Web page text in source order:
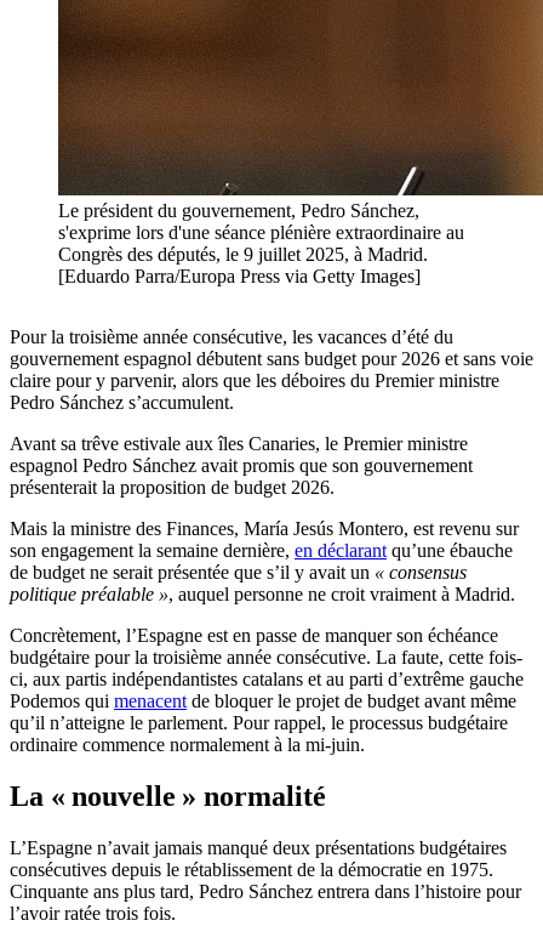
Le président du gouvernement, Pedro Sánchez,
s'exprime lors d'une séance plénière extraordinaire au
Congrès des députés, le 9 juillet 2025, à Madrid.
[Eduardo Parra/Europa Press via Getty Images]
Pour la troisième année consécutive, les vacances d’été du
gouvernement espagnol débutent sans budget pour 2026 et sans voie
claire pour y parvenir, alors que les déboires du Premier ministre
Pedro Sánchez s’accumulent.
Avant sa trêve estivale aux îles Canaries, le Premier ministre
espagnol Pedro Sánchez avait promis que son gouvernement
présenterait la proposition de budget 2026.
Mais la ministre des Finances, María Jesús Montero, est revenu sur
son engagement la semaine dernière, en déclarant qu’une ébauche
de budget ne serait présentée que s’il y avait un « consensus
politique préalable », auquel personne ne croit vraiment à Madrid.
Concrètement, l’Espagne est en passe de manquer son échéance
budgétaire pour la troisième année consécutive. La faute, cette fois-
ci, aux partis indépendantistes catalans et au parti d’extrême gauche
Podemos qui menacent de bloquer le projet de budget avant même
qu’il n’atteigne le parlement. Pour rappel, le processus budgétaire
ordinaire commence normalement à la mi-juin.
La « nouvelle » normalité
L’Espagne n’avait jamais manqué deux présentations budgétaires
consécutives depuis le rétablissement de la démocratie en 1975.
Cinquante ans plus tard, Pedro Sánchez entrera dans l’histoire pour
l’avoir ratée trois fois.